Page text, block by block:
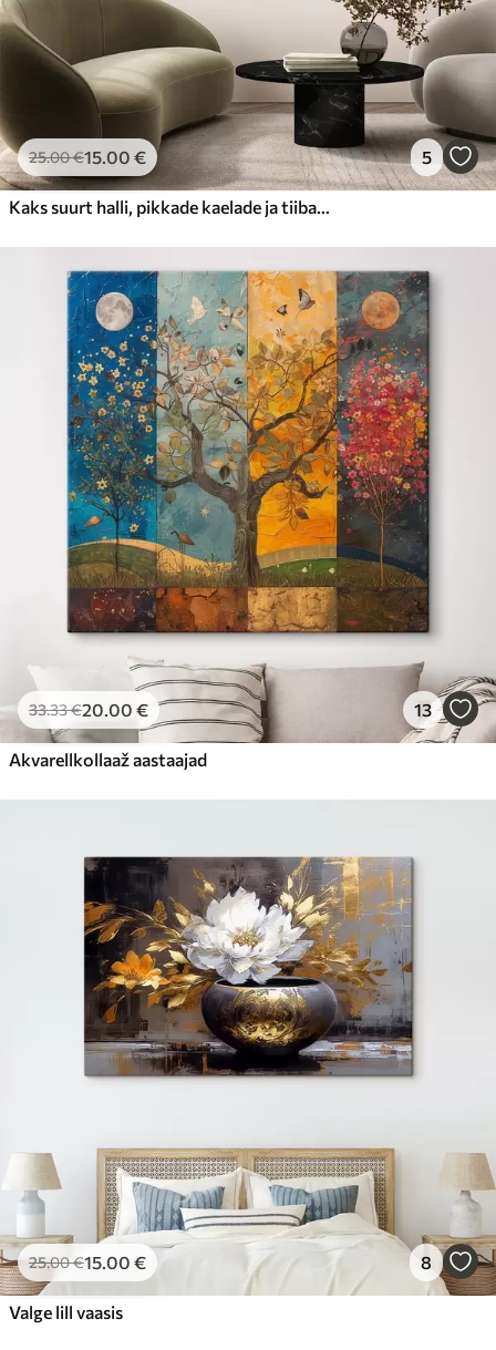
25.00€15.00 € 5
Kaks suurt halli, pikkade kaelade ja tiibadega kraanat, mis seisavad puudest ümbritsetud udujärves
33.33€20.00 € 13
Akvarellkollaaž aastaajad
25.00€15.00 € 8
Valge lill vaasis